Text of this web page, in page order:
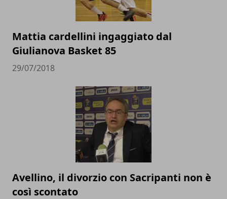
Mattia cardellini ingaggiato dal
Giulianova Basket 85
29/07/2018
Avellino, il divorzio con Sacripanti non è
così scontato